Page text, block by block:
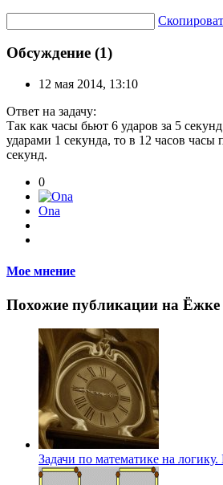
Обсуждение (1)
12 мая 2014, 13:10
Ответ на задачу:
Так как часы бьют 6 ударов за 5
ударами 1 секунда, то в 12 часов часы
секунд.
0
Ona
Мое мнение
Похожие публикации на Ёжке
Задачи по математике на логику.